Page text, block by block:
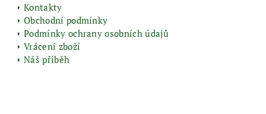
Kontakty
Obchodní podmínky
Podmínky ochrany osobních údajů
Vrácení zboží
Náš příběh